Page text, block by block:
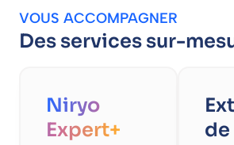
VOUS ACCOMPAGNER
Des services sur-
Niryo
Expert+
de